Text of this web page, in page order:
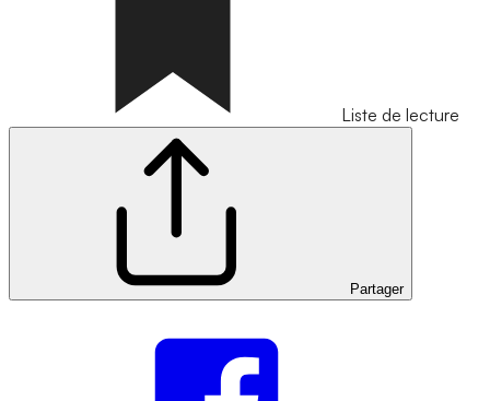
Liste de lecture
Partager